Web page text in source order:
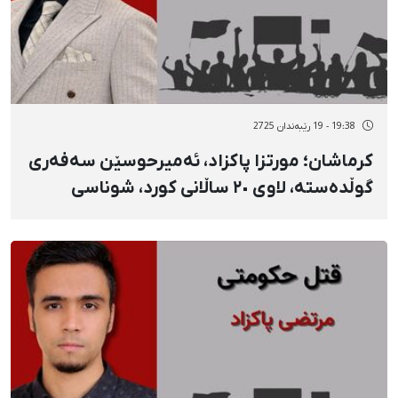
19:38 - 19 رێبەندان 2725
کرماشان؛ مورتزا پاکزاد، ئەمیرحوسێن سەفەری
گوڵدەستە، لاوی ٢٠ ساڵانی کورد، شوناسی
بەفرانبار